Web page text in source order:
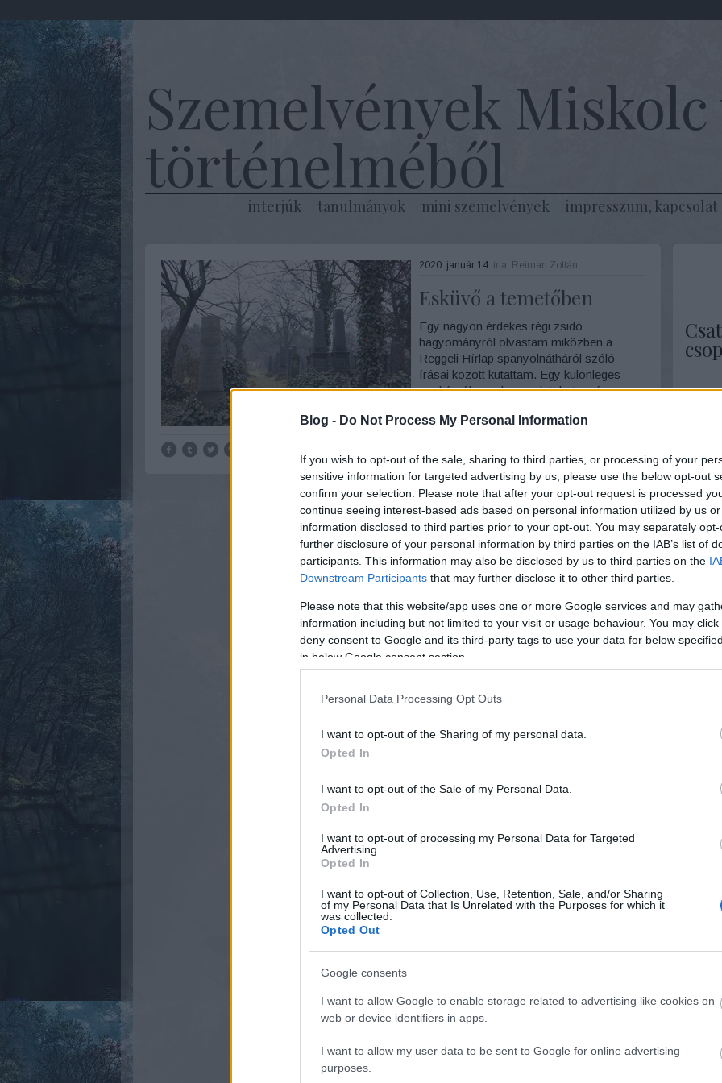
Blog - Do Not Process My Personal Information
If you wish to opt-out of the sale, sharing to third parties, or processing of your
sensitive information for targeted advertising by us, please use the below opt-out
confirm your selection. Please note that after your opt-out request is processed
continue seeing interest-based ads based on personal information utilized by us
information disclosed to third parties prior to your opt-out. You may separately
further disclosure of your personal information by third parties on the IAB’s list of
participants. This information may also be disclosed by us to third parties on the
Downstream Participants that may further disclose it to other third parties.
Please note that this website/app uses one or more Google services and may
information including but not limited to your visit or usage behaviour. You may
deny consent to Google and its third-party tags to use your data for below
in below Google consent section.
Personal Data Processing Opt Outs
I want to opt-out of the Sharing of my personal data.
Opted In
I want to opt-out of the Sale of my Personal Data.
Opted In
I want to opt-out of processing my Personal Data for Targeted
Advertising.
Opted In
I want to opt-out of Collection, Use, Retention, Sale, and/or Sharing
of my Personal Data that Is Unrelated with the Purposes for which it
was collected.
Opted Out
Google consents
I want to allow Google to enable storage related to advertising like cookies on
web or device identifiers in apps.
I want to allow my user data to be sent to Google for online advertising
purposes.
Szemelvények
történelméből
interjúk tanulmányok mini szemelvények impresszum, kapcsolat
2020. január 14. írta: Reiman Zoltán
Esküvő a temetőben
Egy nagyon érdekes régi zsidó
hagyományról olvastam miközben a
Reggeli Hírlap spanyolnátháról szóló
írásai között kutattam. Egy különleges
szokásról, amely az adott betegség,
hivatott. Az avasi izraelita temető. Forrás:
2026
2026
2026
2026
2026
2026
2026
2025
Tovább
A
A
A
A
Az
Tíz
Tíz